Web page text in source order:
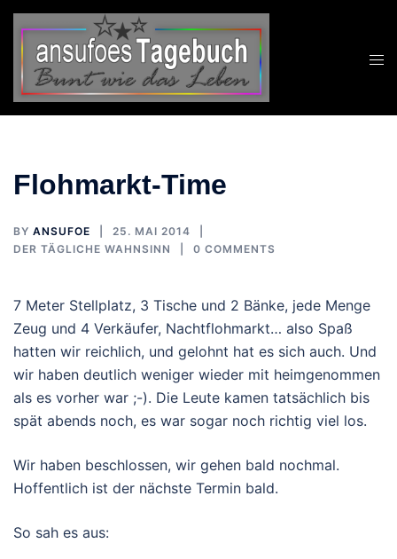
Zum
Inhalt
springen
Flohmarkt-Time
BY ANSUFOE
25. MAI 2014
DER TÄGLICHE WAHNSINN
0 COMMENTS
7 Meter Stellplatz, 3 Tische und 2 Bänke, jede Menge
Zeug und 4 Verkäufer, Nachtflohmarkt… also Spaß
hatten wir reichlich, und gelohnt hat es sich auch. Und
wir haben deutlich weniger wieder mit heimgenommen
als es vorher war ;-). Die Leute kamen tatsächlich bis
spät abends noch, es war sogar noch richtig viel los.
Wir haben beschlossen, wir gehen bald nochmal.
Hoffentlich ist der nächste Termin bald.
So sah es aus: